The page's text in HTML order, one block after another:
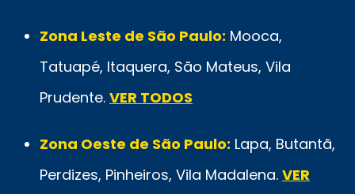
Zona Leste de São Paulo: Mooca,
Tatuapé, Itaquera, São Mateus, Vila
Prudente. VER TODOS
Zona Oeste de São Paulo: Lapa, Butantã,
Perdizes, Pinheiros, Vila Madalena. VER